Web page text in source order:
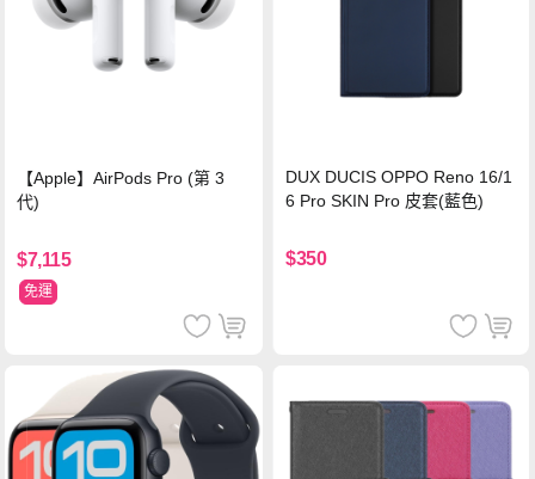
【Apple】AirPods Pro (第 3
代)
$7,115
免運
DUX DUCIS OPPO Reno 16/1
6 Pro SKIN Pro 皮套(藍色)
$350